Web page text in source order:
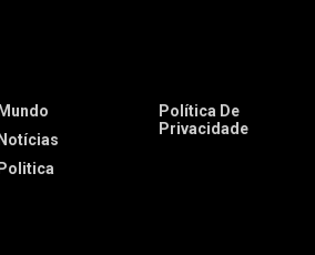
Mundo
Notícias
Politica
Política De
Privacidade